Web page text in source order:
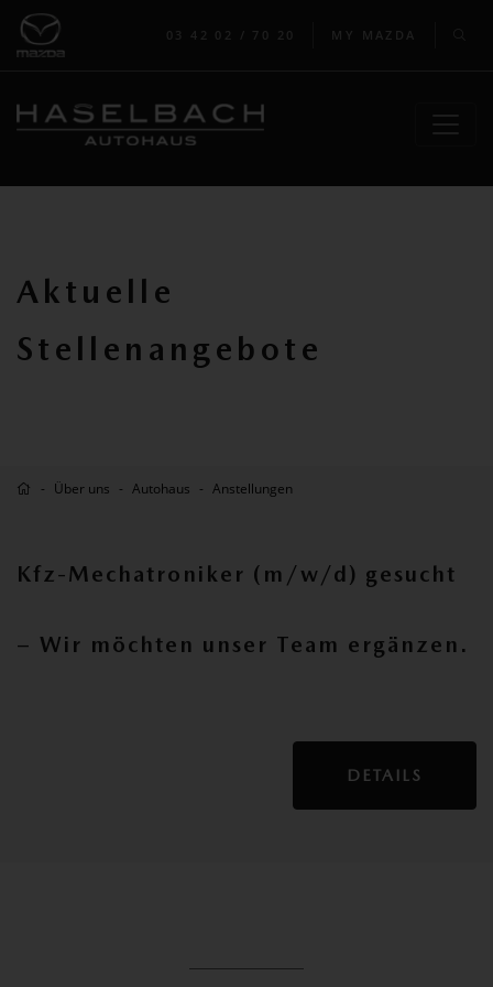
03 42 02 / 70 20 MY MAZDA
Aktuelle
Stellenangebote
Über uns Autohaus Anstellungen
Kfz-Mechatroniker (m/w/d) gesucht
– Wir möchten unser Team ergänzen.
DETAILS